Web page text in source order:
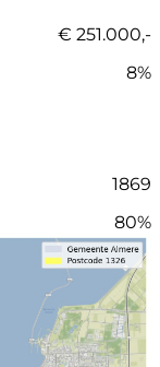
€ 251.000,-
8%
1869
80%